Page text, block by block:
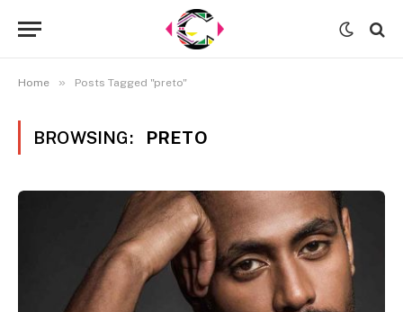
Home » Posts Tagged "preto"
BROWSING: PRETO